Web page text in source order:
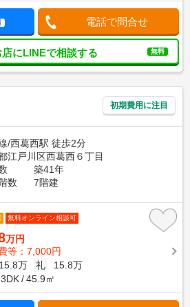
電話で問合せ
店にLINEで相談する 無料
初期費用に注目
/西葛西駅 徒歩2分
江戸川区西葛西６丁目
築41年
数
7階建
無料オンライン相談可
万円
等：7,000円
15.8万 礼
15.8万
3DK 45.9㎡